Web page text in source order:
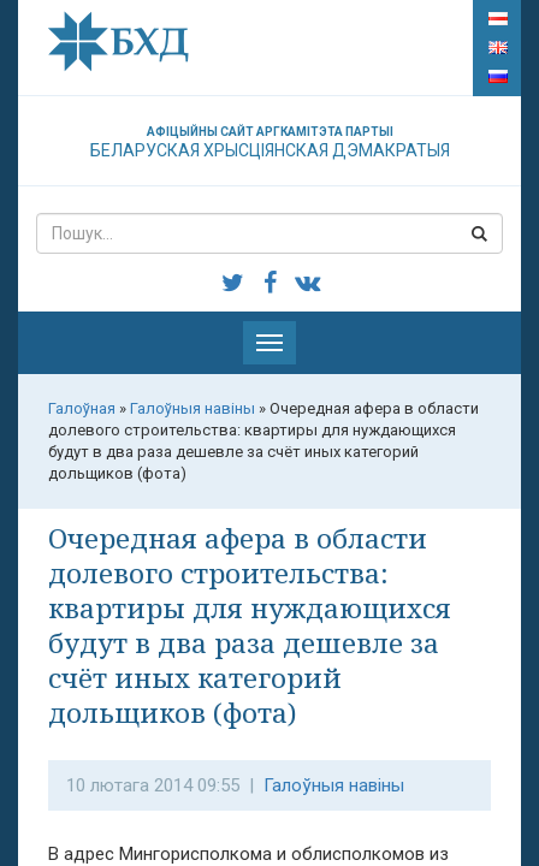
АФІЦЫЙНЫ САЙТ АРГКАМІТЭТА ПАРТЫІ
БЕЛАРУСКАЯ ХРЫСЦІЯНСКАЯ ДЭМАКРАТЫЯ
Паказаць
меню
Галоўная » Галоўныя навіны » Очередная афера в области
долевого строительства: квартиры для нуждающихся
будут в два раза дешевле за счёт иных категорий
дольщиков (фота)
Очередная афера в области
долевого строительства:
квартиры для нуждающихся
будут в два раза дешевле за
счёт иных категорий
дольщиков (фота)
10 лютага 2014 09:55 | Галоўныя навіны
В адрес Мингорисполкома и облисполкомов из